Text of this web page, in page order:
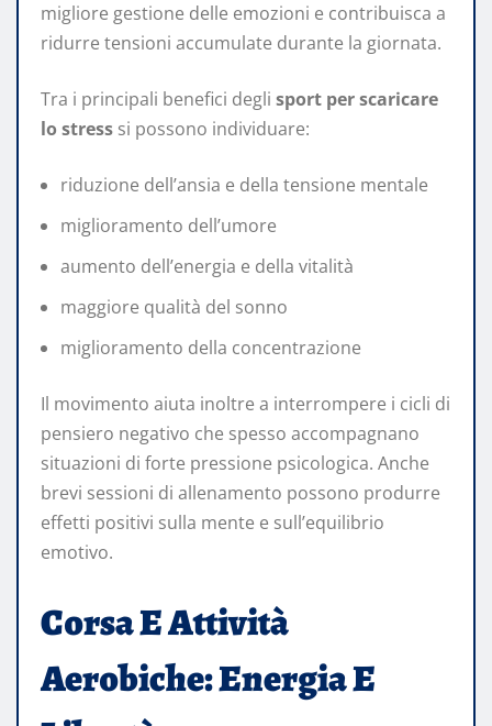
migliore gestione delle emozioni e contribuisca a
ridurre tensioni accumulate durante la giornata.
Tra i principali benefici degli sport per scaricare
lo stress si possono individuare:
riduzione dell’ansia e della tensione mentale
miglioramento dell’umore
aumento dell’energia e della vitalità
maggiore qualità del sonno
miglioramento della concentrazione
Il movimento aiuta inoltre a interrompere i cicli di
pensiero negativo che spesso accompagnano
situazioni di forte pressione psicologica. Anche
brevi sessioni di allenamento possono produrre
effetti positivi sulla mente e sull’equilibrio
emotivo.
Corsa E Attività
Aerobiche: Energia E